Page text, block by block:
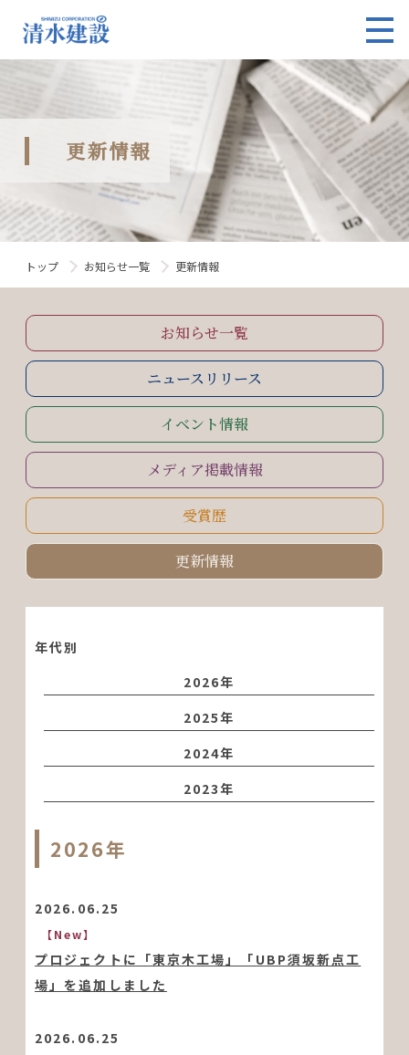
更新情報
トップ お知らせ一覧 更新情報
お知らせ一覧
ニュースリリース
イベント情報
メディア掲載情報
受賞歴
更新情報
年代別
2026年
2025年
2024年
2023年
2026年
2026.06.25
【New】
プロジェクトに「東京木工場」「UBP須坂新点工
場」を追加しました
2026.06.25